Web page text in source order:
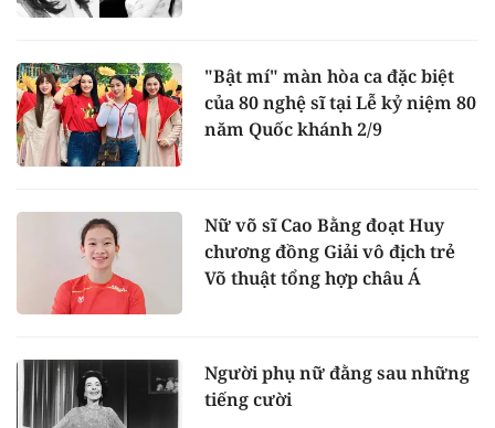
"Bật mí" màn hòa ca đặc biệt
của 80 nghệ sĩ tại Lễ kỷ niệm 80
năm Quốc khánh 2/9
Nữ võ sĩ Cao Bằng đoạt Huy
chương đồng Giải vô địch trẻ
Võ thuật tổng hợp châu Á
Người phụ nữ đằng sau những
tiếng cười